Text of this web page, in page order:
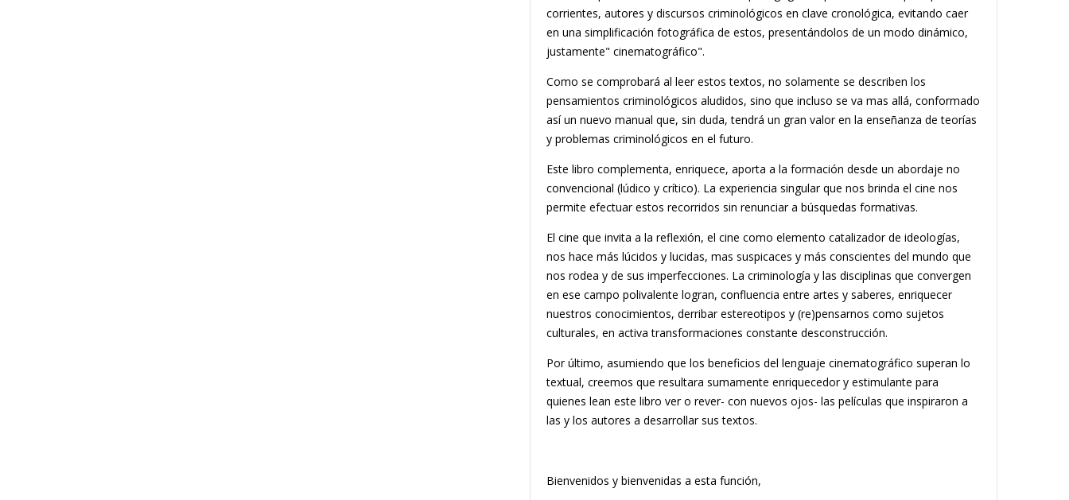
corrientes, autores y discursos criminológicos en clave cronológica, evitando caer
en una simplificación fotográfica de estos, presentándolos de un modo dinámico,
justamente" cinematográfico".
Como se comprobará al leer estos textos, no solamente se describen los
pensamientos criminológicos aludidos, sino que incluso se va mas allá, conformado
así un nuevo manual que, sin duda, tendrá un gran valor en la enseñanza de teorías
y problemas criminológicos en el futuro.
Este libro complementa, enriquece, aporta a la formación desde un abordaje no
convencional (lúdico y crítico). La experiencia singular que nos brinda el cine nos
permite efectuar estos recorridos sin renunciar a búsquedas formativas.
El cine que invita a la reflexión, el cine como elemento catalizador de ideologías,
nos hace más lúcidos y lucidas, mas suspicaces y más conscientes del mundo que
nos rodea y de sus imperfecciones. La criminología y las disciplinas que convergen
en ese campo polivalente logran, confluencia entre artes y saberes, enriquecer
nuestros conocimientos, derribar estereotipos y (re)pensarnos como sujetos
culturales, en activa transformaciones constante desconstrucción.
Por último, asumiendo que los beneficios del lenguaje cinematográfico superan lo
textual, creemos que resultara sumamente enriquecedor y estimulante para
quienes lean este libro ver o rever- con nuevos ojos- las películas que inspiraron a
las y los autores a desarrollar sus textos.
Bienvenidos y bienvenidas a esta función,